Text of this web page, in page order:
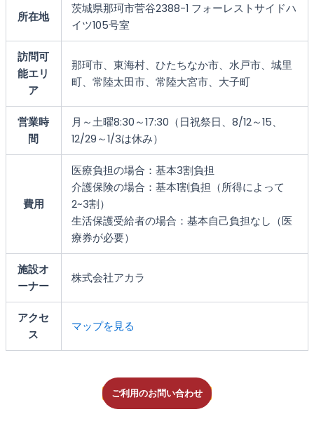
所在地
茨城県那珂市菅谷2388-1 フォーレストサイドハ
イツ105号室
訪問可
能エリ
ア
那珂市、東海村、ひたちなか市、水戸市、城里
町、常陸太田市、常陸大宮市、大子町
営業時
間
月～土曜8:30～17:30（日祝祭日、8/12～15、
12/29～1/3は休み）
費用
医療負担の場合：基本3割負担
介護保険の場合：基本1割負担（所得によって
2~3割）
生活保護受給者の場合：基本自己負担なし（医
療券が必要）
施設オ
ーナー
株式会社アカラ
アクセ
ス
マップを見る
ご利用のお問い合わせ